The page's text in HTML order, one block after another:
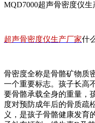
MQD7000超声骨密度仪
超声骨密度仪生产厂家什
骨密度全称是骨骼矿物质
一个重要标志。孩子长高
要骨骼承载全身的重量，
度对预防成年后的骨质疏
义，是孩子骨骼健康发育